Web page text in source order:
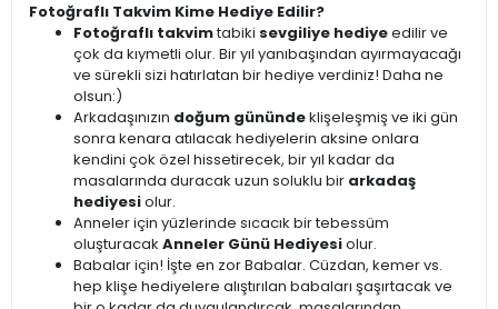
Fotoğraflı Takvim Kime Hediye Edilir?
Fotoğraflı takvimtabiki sevgiliye hediyeedilir ve
çok da kıymetli olur. Bir yıl yanıbaşından ayırmayacağı
ve sürekli sizi hatırlatan bir hediye verdiniz! Daha ne
olsun:)
Arkadaşınızın doğum günündeklişeleşmiş ve iki gün
sonra kenara atılacak hediyelerin aksine onlara
kendini çok özel hissetirecek, bir yıl kadar da
masalarında duracak uzun soluklu bir arkadaş
hediyesiolur.
Anneler için yüzlerinde sıcacık bir tebessüm
oluşturacak Anneler Günü Hediyesiolur.
Babalar için! İşte en zor Babalar. Cüzdan, kemer vs.
hep klişe hediyelere alıştırılan babaları şaşırtacak ve